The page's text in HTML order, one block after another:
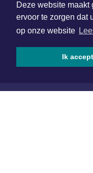
Deze website maakt
ervoor te zorgen dat
op onze website
Ik
redactie@xyto.nl
www.xyto.nl